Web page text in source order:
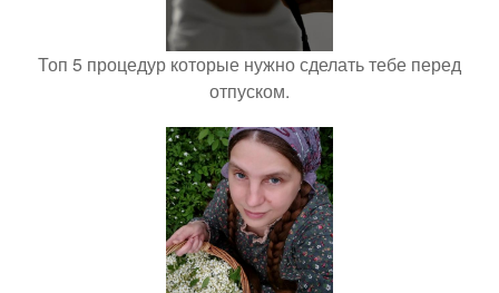
Топ 5 процедур которые нужно сделать тебе перед
отпуском.